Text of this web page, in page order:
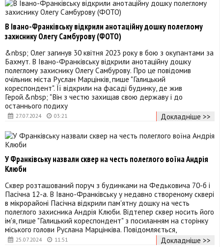
27.07.2024 03:21
В Івано-Франківську відкрили анотаційну дошку полеглому
захиснику Олегу Самбурову (ФОТО)
&nbsp; Олег загинув 30 квітня 2023 року в бою з окупантами за
Бахмут. В Івано-Франківську відкрили анотаційну дошку
полеглому захиснику Олегу Самбурову. Про це повідомив
очільник міста Руслан Марцінків, пише "Галицький
кореспондент". Її відкрили на фасаді будинку, де жив
Герой.&nbsp; "Він з честю захищав свою державу і до
останнього подиху
Докладніше >>
25.07.2024 11:51
У Франківську назвали сквер на честь полеглого воїна Андрія
Клюби
Сквер розташований поруч з будинками на Федьковича 70-б і
Пасічна 12-а. В Івано-Франківську у недавно створеному сквері
в мікрорайоні Пасічна відкрили пам'ятну дошку на честь
полеглого захисника Андрія Клюби. Відтепер сквер носить його
ім'я, пише "Галицький кореспондент" з посиланням на сторінку
міського голови Руслана Марцінківа. Повідомляється,
Докладніше >>